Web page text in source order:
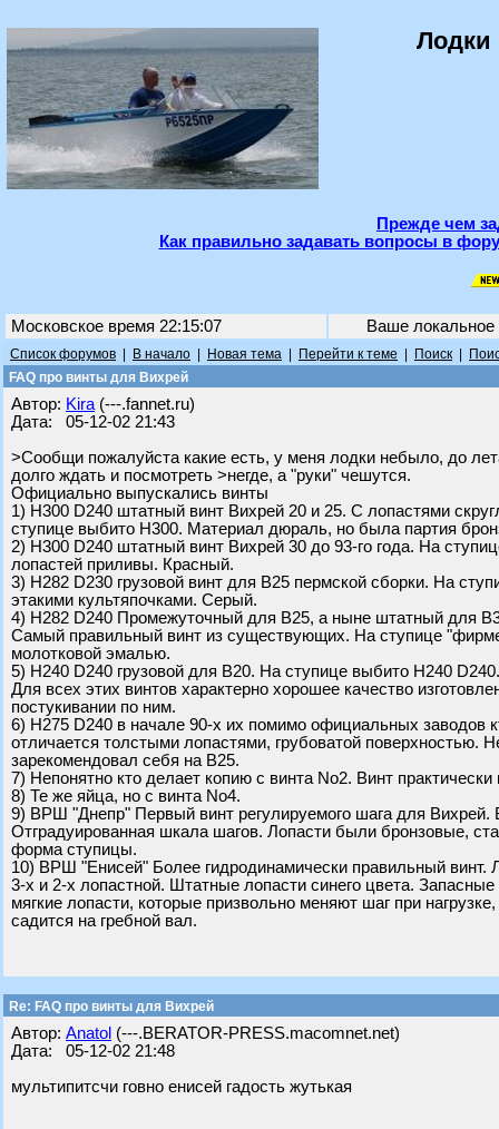
Лодки
Прежде чем
Как правильно задавать вопросы в
Московское время 22:15:07 Ваше
Список форумов В начало Новая тема Перейти к теме Поиск
FAQ про винты для Вихрей
Автор: Kira (---.fannet.ru)
Дата: 05-12-02 21:43
>Сообщи пожалуйста какие есть, у меня лодки небыло, до
долго ждать и посмотреть >негде, а "руки" чешутся.
Официально выпускались винты
1) H300 D240 штатный винт Вихрей 20 и 25. С лопастями
ступице выбито H300. Материал дюраль, но была партия
2) H300 D240 штатный винт Вихрей 30 до 93-го года. На
лопастей приливы. Красный.
3) H282 D230 грузовой винт для В25 пермской сборки. На
этакими культяпочками. Серый.
4) H282 D240 Промежуточный для В25, а ныне штатный для
Самый правильный винт из существующих. На ступице
молотковой эмалью.
5) H240 D240 грузовой для В20. На ступице выбито H240
Для всех этих винтов характерно хорошее качество
постукивании по ним.
6) H275 D240 в начале 90-х их помимо официальных заводов
отличается толстыми лопастями, грубоватой поверхностью.
зарекомендовал себя на В25.
7) Непонятно кто делает копию с винта No2. Винт
8) Те же яйца, но с винта No4.
9) ВРШ "Днепр" Первый винт регулируемого шага для
Отградуированная шкала шагов. Лопасти были бронзовые,
форма ступицы.
10) ВРШ "Енисей" Более гидродинамически правильный
3-х и 2-х лопастной. Штатные лопасти синего цвета.
мягкие лопасти, которые призвольно меняют шаг при
садится на гребной вал.
Re: FAQ про винты для Вихрей
Автор: Anatol (---.BERATOR-PRESS.macomnet.net)
Дата: 05-12-02 21:48
мультипитсчи говно енисей гадость жутькая